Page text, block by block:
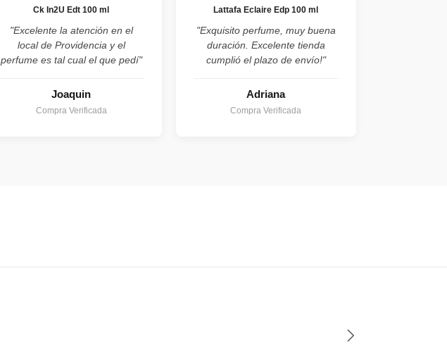
Ck In2U Edt 100 ml
"Excelente la atención en el
local de Providencia y el
perfume es tal cual el que pedí"
Joaquin
Compra Verificada
Lattafa Eclaire Edp 100 ml
"Exquisito perfume, muy buena
duración. Excelente tienda
cumplió el plazo de envío!"
Adriana
Compra Verificada